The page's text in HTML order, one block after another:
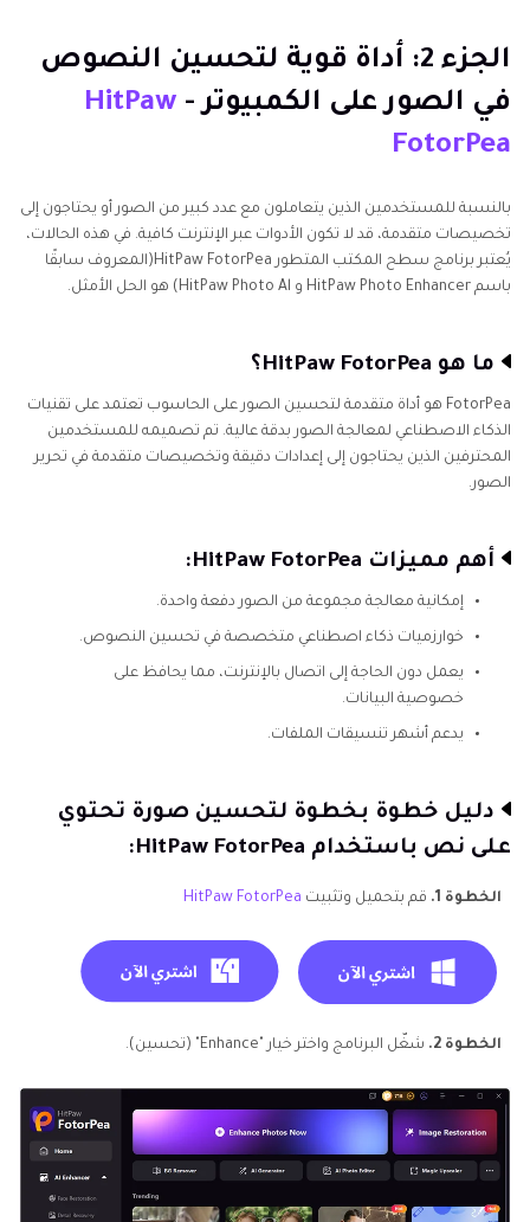
الجزء 2: أداة قوية لتحسين النصوص
في الصور على الكمبيوتر - HitPaw
FotorPea
بالنسبة للمستخدمين الذين يتعاملون مع عدد كبير من الصور أو يحتاجون إلى
تخصيصات متقدمة، قد لا تكون الأدوات عبر الإنترنت كافية. في هذه الحالات،
يُعتبر برنامج سطح المكتب المتطور HitPaw FotorPea(المعروف سابقًا
باسم HitPaw Photo Enhancer و HitPaw Photo Al) هو الحل الأمثل.
ما هو HitPaw FotorPea؟
FotorPea هو أداة متقدمة لتحسين الصور على الحاسوب تعتمد على تقنيات
الذكاء الاصطناعي لمعالجة الصور بدقة عالية. تم تصميمه للمستخدمين
المحترفين الذين يحتاجون إلى إعدادات دقيقة وتخصيصات متقدمة في تحرير
الصور.
أهم مميزات HitPaw FotorPea:
إمكانية معالجة مجموعة من الصور دفعة واحدة.
خوارزميات ذكاء اصطناعي متخصصة في تحسين النصوص.
يعمل دون الحاجة إلى اتصال بالإنترنت، مما يحافظ على
خصوصية البيانات.
يدعم أشهر تنسيقات الملفات.
دليل خطوة بخطوة لتحسين صورة تحتوي
على نص باستخدام HitPaw FotorPea:
الخطوة 1. قم بتحميل وتثبيت HitPaw FotorPea
الخطوة 2. شغّل البرنامج واختر خيار "Enhance" (تحسين).